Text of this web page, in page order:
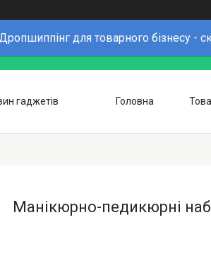
для товарного бізнесу -
гаджетів Головна
Манікюрно-педикюрні